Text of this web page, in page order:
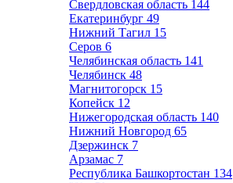
Свердловская область 144
Екатеринбург 49
Нижний Тагил 15
Серов 6
Челябинская область 141
Челябинск 48
Магнитогорск 15
Копейск 12
Нижегородская область 140
Нижний Новгород 65
Дзержинск 7
Арзамас 7
Республика Башкортостан 134